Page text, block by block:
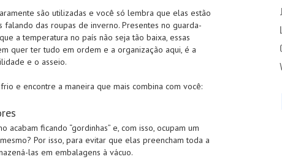
são utilizadas e você só lembra que elas estão
falando das roupas de inverno. Presentes no guarda-
a temperatura no país não seja tão baixa, essas
quer ter tudo em ordem e a organização aqui, é a
e o asseio.
e encontre a maneira que mais combina com você:
acabam ficando “gordinhas” e, com isso, ocupam um
Por isso, para evitar que elas preencham toda a
las em embalagens à vácuo.